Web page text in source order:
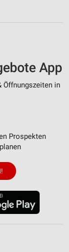
App
Öffnungszeiten in
Prospekten